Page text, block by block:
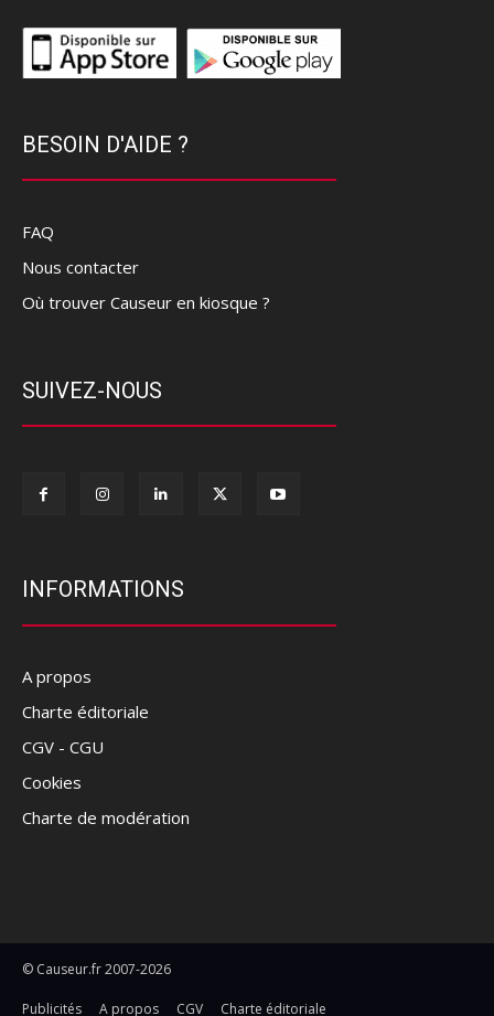
BESOIN D'AIDE ?
FAQ
Nous contacter
Où trouver Causeur en kiosque ?
SUIVEZ-NOUS
INFORMATIONS
A propos
Charte éditoriale
CGV - CGU
Cookies
Charte de modération
© Causeur.fr 2007-2026
Publicités A propos CGV Charte éditoriale